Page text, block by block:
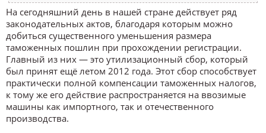
На сегодняшний день в нашей стране действует ряд
законодательных актов, благодаря которым можно
добиться существенного уменьшения размера
таможенных пошлин при прохождении регистрации.
Главный из них — это утилизационный сбор, который
был принят ещё летом 2012 года. Этот сбор способствует
практически полной компенсации таможенных налогов,
к тому же его действие распространяется на ввозимые
машины как импортного, так и отечественного
производства.